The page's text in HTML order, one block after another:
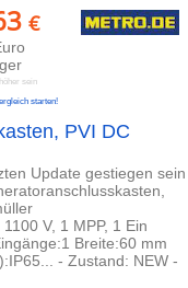
€
sein
starten!
PVI DC
Update gestiegen sein
V, 1 MPP, 1 Ein
Breite:60 mm
- Zustand: NEW -